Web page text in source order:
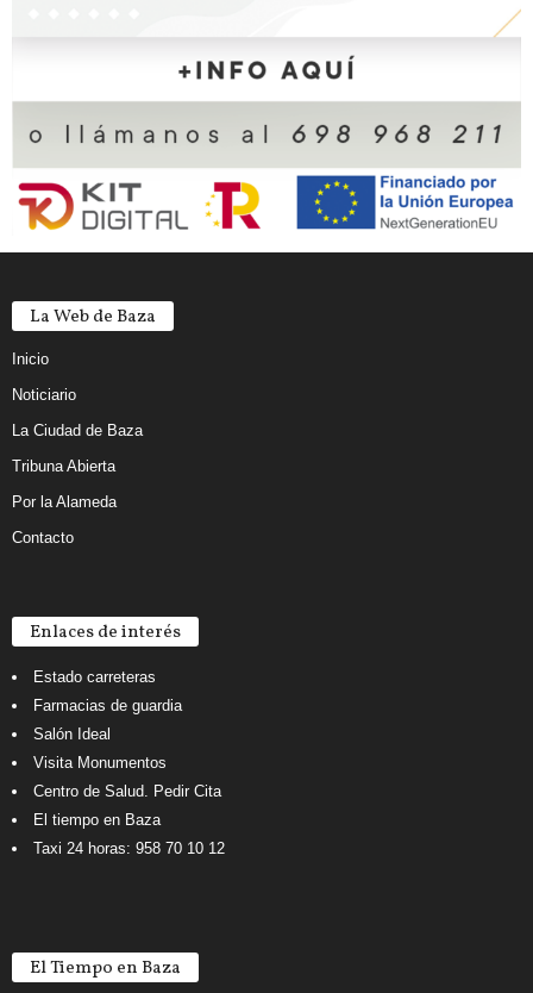
La Web de Baza
Inicio
Noticiario
La Ciudad de Baza
Tribuna Abierta
Por la Alameda
Contacto
Enlaces de interés
Estado carreteras
Farmacias de guardia
Salón Ideal
Visita Monumentos
Centro de Salud. Pedir Cita
El tiempo en Baza
Taxi 24 horas: 958 70 10 12
El Tiempo en Baza